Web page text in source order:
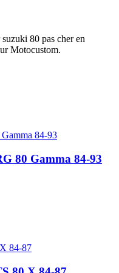
80 pas cher en
Motocustom.
80 Gamma 84-93